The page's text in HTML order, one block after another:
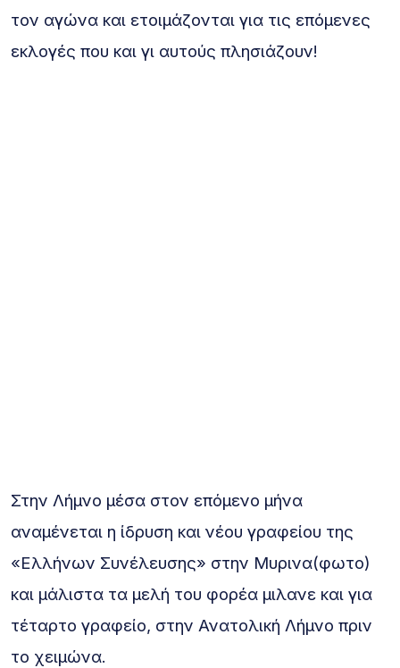
τον αγώνα και ετοιμάζονται για τις επόμενες
εκλογές που και γι αυτούς πλησιάζουν!
Στην Λήμνο μέσα στον επόμενο μήνα
αναμένεται η ίδρυση και νέου γραφείου της
«Ελλήνων Συνέλευσης» στην Μυρινα(φωτο)
και μάλιστα τα μελή του φορέα μιλανε και για
τέταρτο γραφείο, στην Ανατολική Λήμνο πριν
το χειμώνα.